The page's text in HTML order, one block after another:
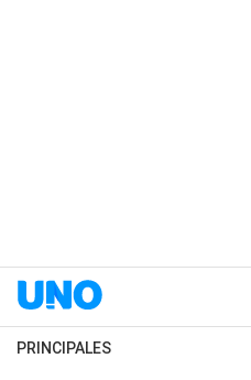
PRINCIPALES